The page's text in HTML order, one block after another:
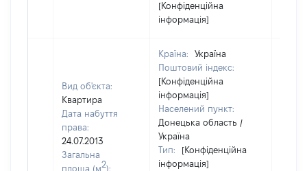
[Конфіденційна
інформація]
Вид об'єкта:
Квартира
Дата набуття
права:
24.07.2013
Загальна
площа (м2):
Країна:
Україна
Поштовий індекс:
[Конфіденційна
інформація]
Населений пункт:
Донецька область /
Україна
Тип:
[Конфіденційна
інформація]